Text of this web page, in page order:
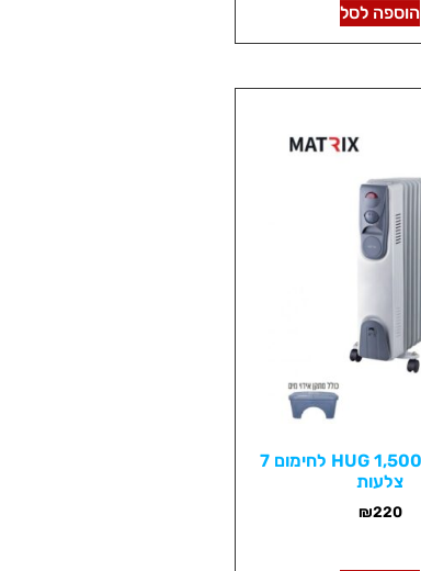
הוספה לסל
רדיאטור HUG 1,500W לחימום 7
צלעות
₪220